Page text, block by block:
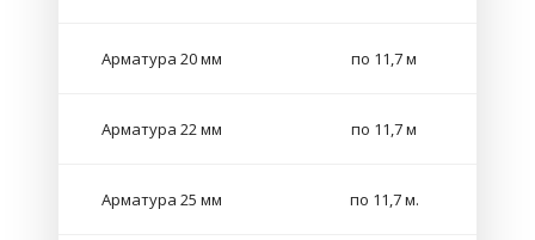
Арматура 20 мм по 11,7 м
Арматура 22 мм по 11,7 м
Арматура 25 мм по 11,7 м.